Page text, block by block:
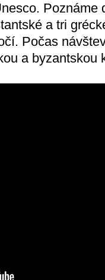
Poznáme
a tri
Počas
a byzantskou